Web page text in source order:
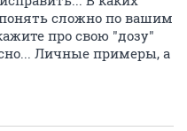
сложно по вашим
про свою "дозу"
Личные примеры, а